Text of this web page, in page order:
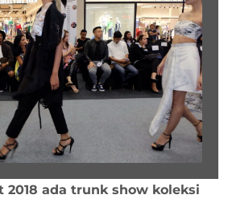
2018 ada trunk show koleksi